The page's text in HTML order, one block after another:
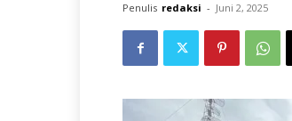
Penulis redaksi - Juni 2, 2025